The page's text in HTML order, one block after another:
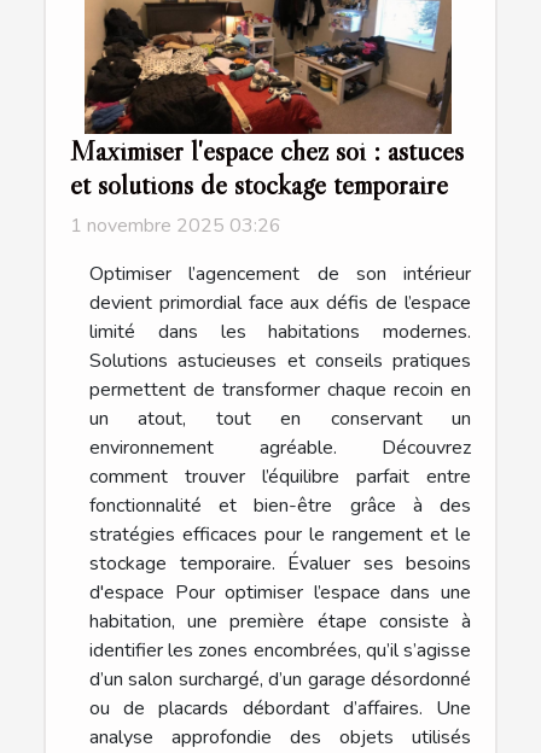
Maximiser l'espace chez soi : astuces
et solutions de stockage temporaire
1 novembre 2025 03:26
Optimiser l’agencement de son intérieur
devient primordial face aux défis de l’espace
limité dans les habitations modernes.
Solutions astucieuses et conseils pratiques
permettent de transformer chaque recoin en
un atout, tout en conservant un
environnement agréable. Découvrez
comment trouver l’équilibre parfait entre
fonctionnalité et bien-être grâce à des
stratégies efficaces pour le rangement et le
stockage temporaire. Évaluer ses besoins
d'espace Pour optimiser l’espace dans une
habitation, une première étape consiste à
identifier les zones encombrées, qu’il s’agisse
d’un salon surchargé, d’un garage désordonné
ou de placards débordant d’affaires. Une
analyse approfondie des objets utilisés